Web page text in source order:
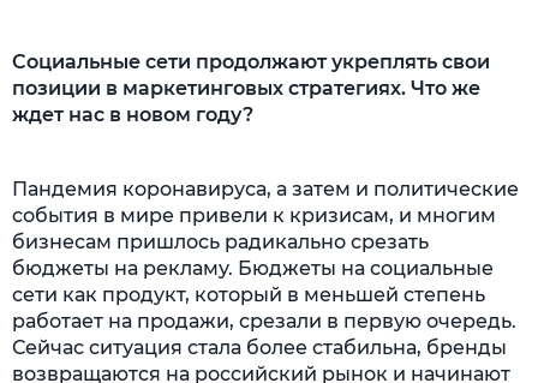
Социальные сети продолжают укреплять свои
позиции в маркетинговых стратегиях. Что же
ждет нас в новом году?
Пандемия коронавируса, а затем и политические
события в мире привели к кризисам, и многим
бизнесам пришлось радикально срезать
бюджеты на рекламу. Бюджеты на социальные
сети как продукт, который в меньшей степень
работает на продажи, срезали в первую очередь.
Сейчас ситуация стала более стабильна, бренды
возвращаются на российский рынок и начинают